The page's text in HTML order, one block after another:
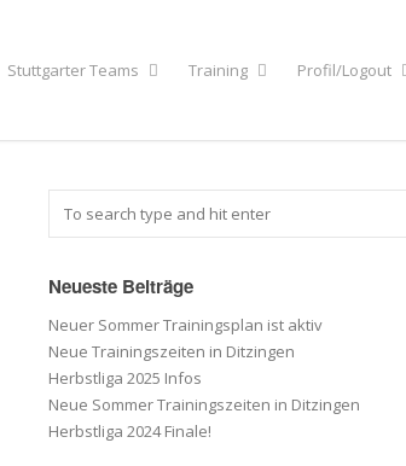
Stuttgarter Teams Training Profil/Logout
Neueste Beiträge
Neuer Sommer Trainingsplan ist aktiv
Neue Trainingszeiten in Ditzingen
Herbstliga 2025 Infos
Neue Sommer Trainingszeiten in Ditzingen
Herbstliga 2024 Finale!